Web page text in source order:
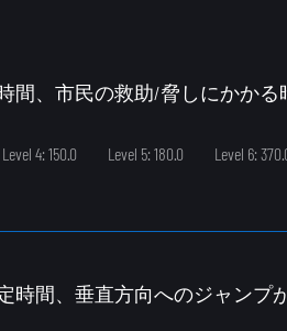
間、市民の救助/脅しにかかる
Level 4: 150.0 Level 5: 180.0 Level 6:
時間、垂直方向へのジャンプ